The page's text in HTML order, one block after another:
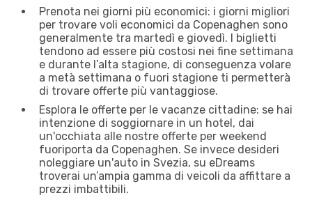
Prenota nei giorni più economici: i giorni migliori
per trovare voli economici da Copenaghen sono
generalmente tra martedì e giovedì. I biglietti
tendono ad essere più costosi nei fine settimana
e durante l’alta stagione, di conseguenza volare
a metà settimana o fuori stagione ti permetterà
di trovare offerte più vantaggiose.
Esplora le offerte per le vacanze cittadine: se hai
intenzione di soggiornare in un hotel, dai
un'occhiata alle nostre offerte per weekend
fuoriporta da Copenaghen. Se invece desideri
noleggiare un'auto in Svezia, su eDreams
troverai un’ampia gamma di veicoli da affittare a
prezzi imbattibili.